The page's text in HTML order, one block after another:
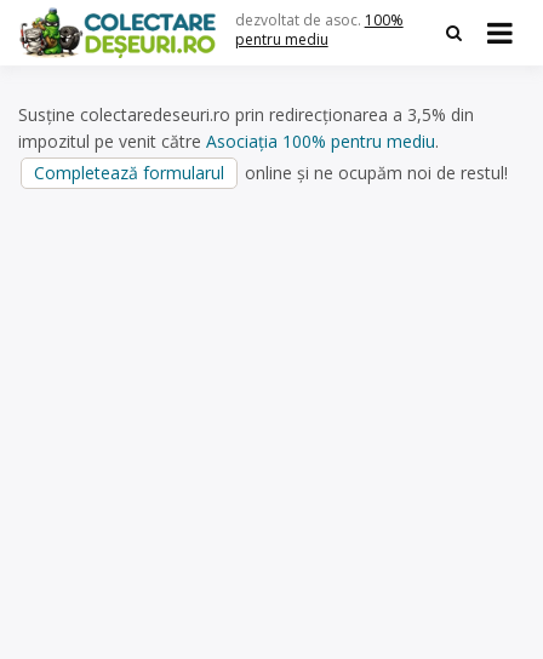
content
dezvoltat de asoc. 100%
pentru mediu
Susține colectaredeseuri.ro prin redirecționarea a 3,5% din
impozitul pe venit către Asociația 100% pentru mediu.
Completează formularul
online și ne ocupăm noi de restul!